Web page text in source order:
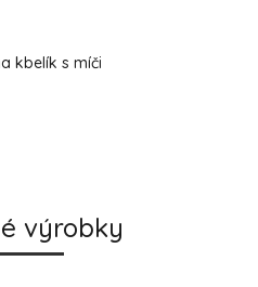
s míči
výrobky